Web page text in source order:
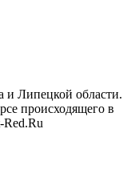
и Липецкой области.
происходящего в